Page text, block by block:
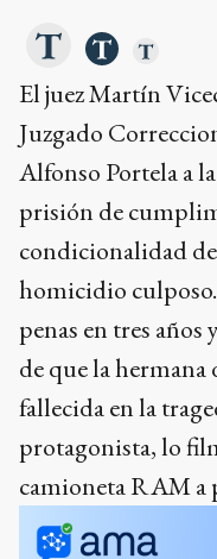
El juez Martín
Juzgado
Alfonso Portela a
prisión de
condicionalidad
homicidio
penas en tres años
de que la hermana
fallecida en la
protagonista, lo
camioneta RAM a